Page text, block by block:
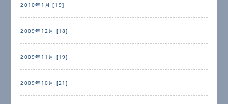
2010年1月 [19]
2009年12月 [18]
2009年11月 [19]
2009年10月 [21]